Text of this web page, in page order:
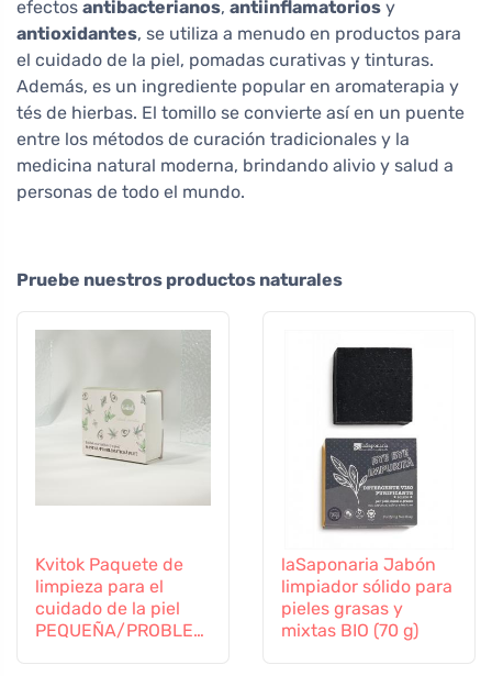
efectos antibacterianos, antiinflamatorios y
antioxidantes, se utiliza a menudo en productos para
el cuidado de la piel, pomadas curativas y tinturas.
Además, es un ingrediente popular en aromaterapia y
tés de hierbas. El tomillo se convierte así en un puente
entre los métodos de curación tradicionales y la
medicina natural moderna, brindando alivio y salud a
personas de todo el mundo.
Pruebe nuestros productos naturales
Kvitok Paquete de
limpieza para el
cuidado de la piel
PEQUEÑA/PROBLEM
laSaponaria Jabón
limpiador sólido para
pieles grasas y
mixtas BIO (70 g)